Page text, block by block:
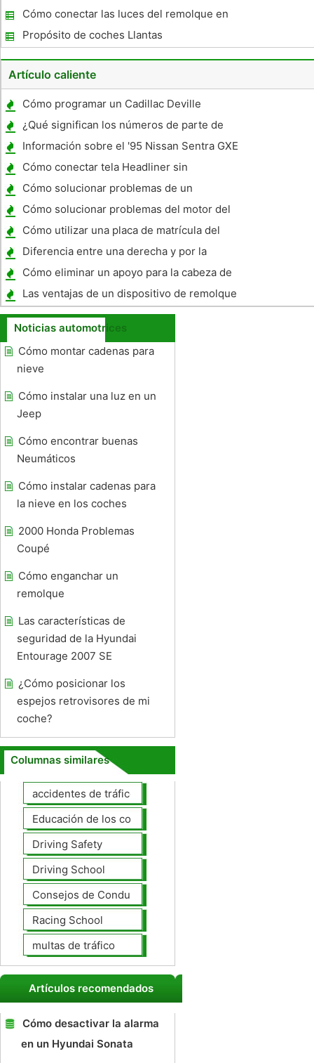
Cómo conectar las luces del remolque en
un Mercury
Propósito de coches Llantas
Artículo caliente
Cómo programar un Cadillac Deville
Bloqueo a distancia 1996
¿Qué significan los números de parte de
GM
Información sobre el '95 Nissan Sentra GXE
Cómo conectar tela Headliner sin
pegamento
Cómo solucionar problemas de un
condensador Motor
Cómo solucionar problemas del motor del
cheque por un Ford Ranger 2.3L
Cómo utilizar una placa de matrícula del
vehículo para un informe del historial del
vehículo
Diferencia entre una derecha y por la
izquierda Drive
Cómo eliminar un apoyo para la cabeza de
una Yukon 2003
Las ventajas de un dispositivo de remolque
sobre un gancho de seguridad
Noticias automotrices
Cómo montar cadenas para
nieve
Cómo instalar una luz en un
Jeep
Cómo encontrar buenas
Neumáticos
Cómo instalar cadenas para
la nieve en los coches
2000 Honda Problemas
Coupé
Cómo enganchar un
remolque
Las características de
seguridad de la Hyundai
Entourage 2007 SE
¿Cómo posicionar los
espejos retrovisores de mi
coche?
Columnas similares
accidentes de tráfico
Educación de los conductores
Driving Safety
Driving School
Consejos de Conducción
Racing School
multas de tráfico
Artículos recomendados
Cómo desactivar la alarma
en un Hyundai Sonata